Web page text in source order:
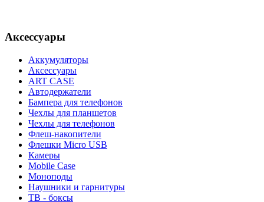
Аксессуары
Аккумуляторы
Аксессуары
ART CASE
Автодержатели
Бампера для телефонов
Чехлы для планшетов
Чехлы для телефонов
Флеш-накопители
Флешки Micro USB
Камеры
Mobile Case
Моноподы
Наушники и гарнитуры
ТВ - боксы